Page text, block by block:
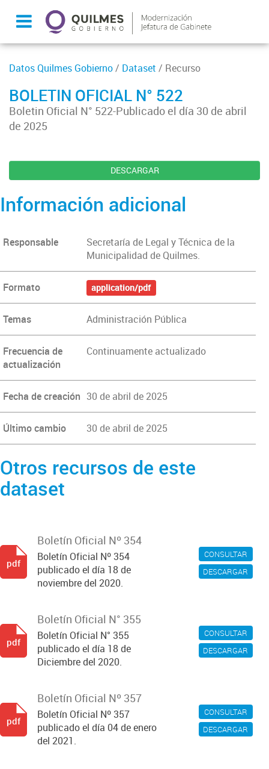
Datos Quilmes Gobierno/ Dataset / Recurso
BOLETIN OFICIAL N° 522
Boletin Oficial N° 522-Publicado el día 30 de abril
de 2025
DESCARGAR
Información adicional
Responsable
Secretaría de Legal y Técnica de la
Municipalidad de Quilmes.
Formato application/pdf
Temas Administración Pública
Frecuencia de
actualización
Continuamente actualizado
Fecha de creación 30 de abril de 2025
Último cambio 30 de abril de 2025
Otros recursos de este
dataset
CONSULTAR
DESCARGAR
Boletín Oficial Nº 354
Boletín Oficial Nº 354
publicado el día 18 de
noviembre del 2020.
pdf
CONSULTAR
DESCARGAR
Boletín Oficial N° 355
Boletín Oficial N° 355
publicado el día 18 de
Diciembre del 2020.
pdf
CONSULTAR
DESCARGAR
Boletín Oficial Nº 357
Boletín Oficial Nº 357
publicado el día 04 de enero
del 2021.
pdf